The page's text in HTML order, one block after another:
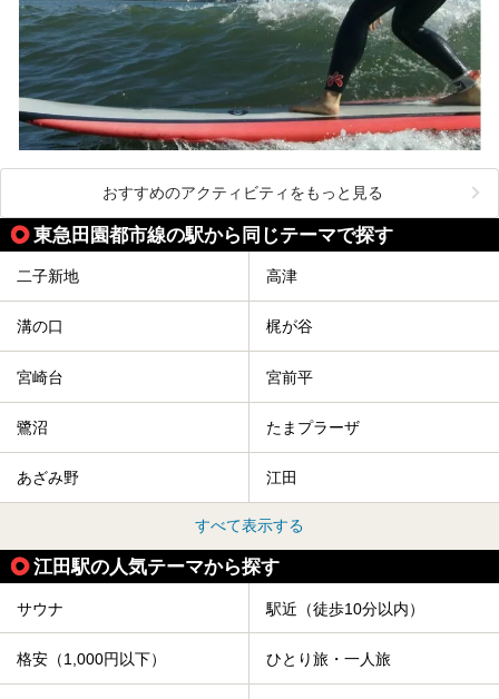
おすすめのアクティビティをもっと見る
東急田園都市線の駅から同じテーマで探す
二子新地 高津
溝の口 梶が谷
宮崎台 宮前平
鷺沼 たまプラーザ
あざみ野 江田
すべて表示する
江田駅の人気テーマから探す
サウナ 駅近（徒歩10分以内）
格安（1,000円以下） ひとり旅・一人旅